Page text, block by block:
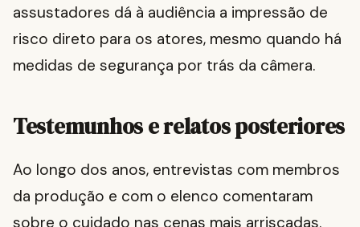
assustadores dá à audiência a impressão de
risco direto para os atores, mesmo quando há
medidas de segurança por trás da câmera.
Testemunhos e relatos posteriores
Ao longo dos anos, entrevistas com membros
da produção e com o elenco comentaram
sobre o cuidado nas cenas mais arriscadas.